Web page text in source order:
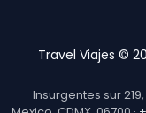
Travel Viajes ©
Insurgentes sur